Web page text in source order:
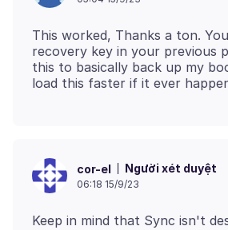
This worked, Thanks a ton.
recovery key in your previous
this to basically back up my
cor-el Người xét duyệt
06:18 15/9/23
Keep in mind that Sync isn't